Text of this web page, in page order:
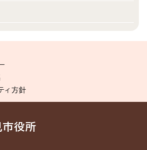
ィ方針
市役所